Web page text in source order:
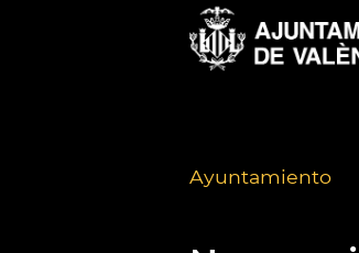
Ayuntamiento